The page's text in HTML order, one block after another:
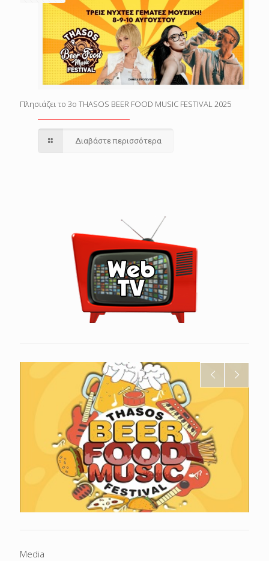
Πλησιάζει το 3o THASOS BEER FOOD MUSIC FESTIVAL 2025
Διαβάστε περισσότερα
Media